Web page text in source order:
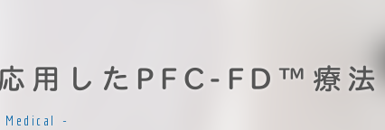
用したPFC-FD™療法
Medical